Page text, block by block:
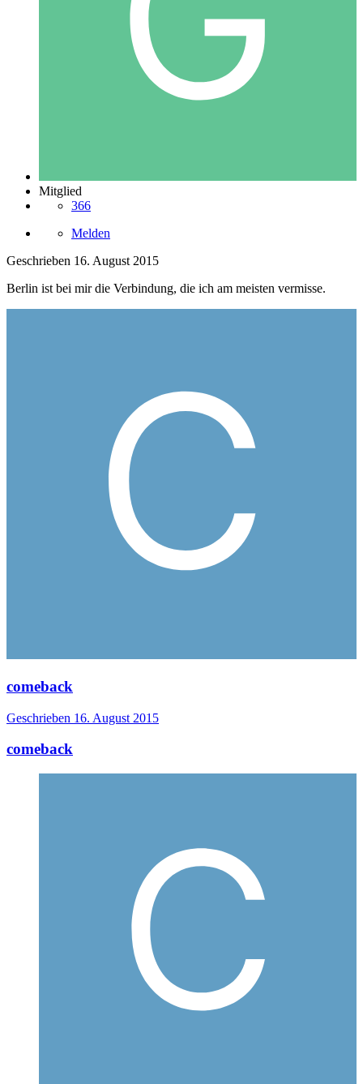
Mitglied
366
Melden
Geschrieben 16. August 2015
Berlin ist bei mir die Verbindung, die ich am meisten vermisse.
comeback
Geschrieben 16. August 2015
comeback